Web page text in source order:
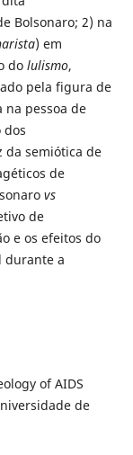
Bolsonaro; 2) na
) em
do lulismo,
pela figura de
na pessoa de
dos
da semiótica de
de
vs
de
e os efeitos do
durante a
of AIDS
de